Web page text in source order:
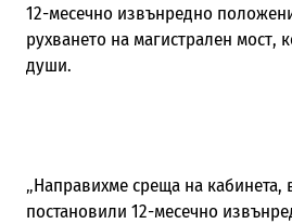
12-месечно извънредно
рухването на магистрален мост,
души.
„Направихме среща на кабинета,
постановили 12-месечно